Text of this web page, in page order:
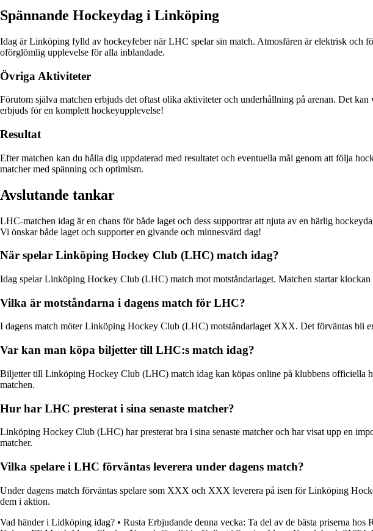
Spännande Hockeydag i Linköping
Idag är Linköping fylld av hockeyfeber när LHC spelar sin match. Atmosfären är elektrisk och
oförglömlig upplevelse för alla inblandade.
Övriga Aktiviteter
Förutom själva matchen erbjuds det oftast olika aktiviteter och underhållning på arenan. Det
erbjuds för en komplett hockeyupplevelse!
Resultat
Efter matchen kan du hålla dig uppdaterad med resultatet och eventuella mål genom att följa
matcher med spänning och optimism.
Avslutande tankar
LHC-matchen idag är en chans för både laget och dess supportrar att njuta av en härlig
Vi önskar både laget och supporter en givande och minnesvärd dag!
När spelar Linköping Hockey Club (LHC) match idag?
Idag spelar Linköping Hockey Club (LHC) match mot motståndarlaget. Matchen startar
Vilka är motståndarna i dagens match för LHC?
I dagens match möter Linköping Hockey Club (LHC) motståndarlaget XXX. Det förväntas bli
Var kan man köpa biljetter till LHC:s match idag?
Biljetter till Linköping Hockey Club (LHC) match idag kan köpas online på klubbens officiella
matchen.
Hur har LHC presterat i sina senaste matcher?
Linköping Hockey Club (LHC) har presterat bra i sina senaste matcher och har visat upp en
matcher.
Vilka spelare i LHC förväntas leverera under dagens match?
Under dagens match förväntas spelare som XXX och XXX leverera på isen för Linköping
dem i aktion.
Vad händer i Lidköping idag? • Rusta Erbjudande denna vecka: Ta del av de bästa priserna hos